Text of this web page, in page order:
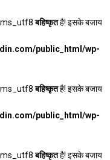
बहिष्कृतहै! इसके बजाय
public_html/wp-
बहिष्कृतहै! इसके बजाय
public_html/wp-
बहिष्कृतहै! इसके बजाय